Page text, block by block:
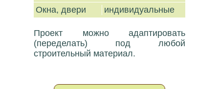
Окна, двери
индивидуальные
Проект можно адаптировать
(переделать) под любой
строительный материал.